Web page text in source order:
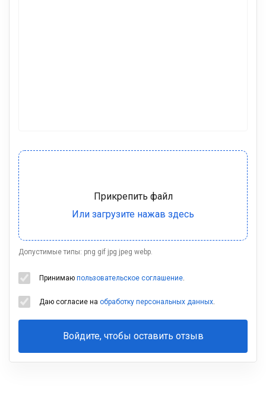
Допустимые типы: png gif jpg jpeg webp.
Принимаю пользовательское соглашение.
Даю согласие на обработку персональных данных.
Войдите, чтобы оставить отзыв
Ваша